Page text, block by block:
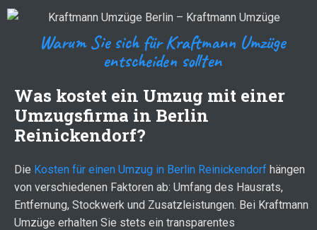
Warum Sie sich für Kraftmann Umzüge
entscheiden sollten
Was kostet ein Umzug mit einer
Umzugsfirma in Berlin
Reinickendorf?
Die Kosten für einen Umzug in Berlin Reinickendorf hängen
von verschiedenen Faktoren ab: Umfang des Hausrats,
Entfernung, Stockwerk und Zusatzleistungen. Bei Kraftmann
Umzüge erhalten Sie stets ein transparentes